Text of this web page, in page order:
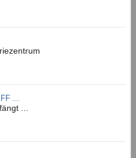
...
...